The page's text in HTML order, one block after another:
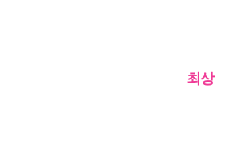
최상